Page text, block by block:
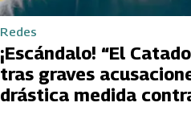
Redes
¡Escándalo! “El
tras graves
drástica medida